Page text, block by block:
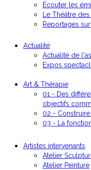
Écouter les
Le Théâtre
Reportages
Actualité
Actualité de
Expos
Art & Thérapie
01 - Des
objectifs
02 -
03 - La
Artistes intervenants
Atelier
Atelier Peinture